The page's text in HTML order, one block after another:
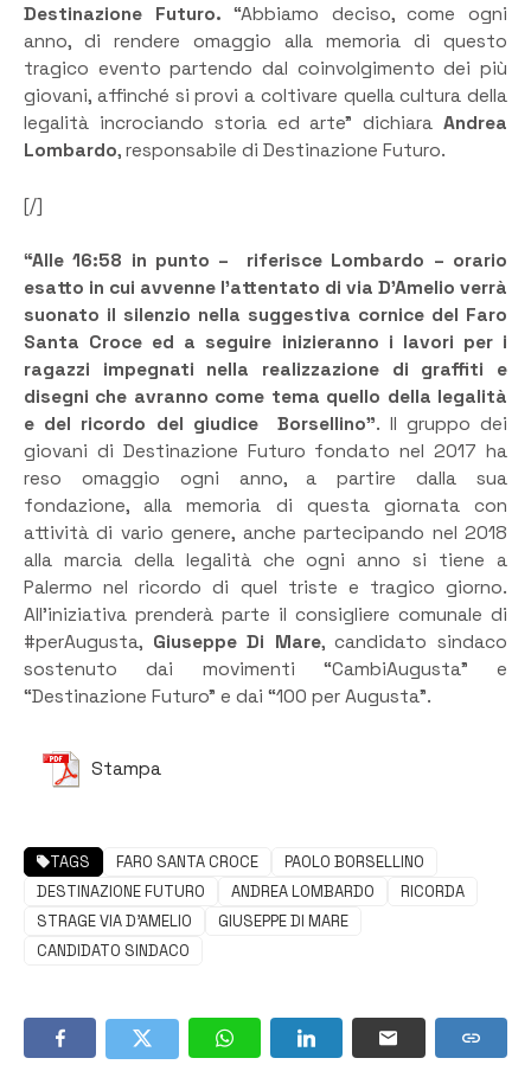
Destinazione Futuro. “Abbiamo deciso, come ogni
anno, di rendere omaggio alla memoria di questo
tragico evento partendo dal coinvolgimento dei più
giovani, affinché si provi a coltivare quella cultura della
legalità incrociando storia ed arte” dichiara Andrea
Lombardo, responsabile di Destinazione Futuro.
[/]
“Alle 16:58 in punto – riferisce Lombardo – orario
esatto in cui avvenne l’attentato di via D’Amelio verrà
suonato il silenzio nella suggestiva cornice del Faro
Santa Croce ed a seguire inizieranno i lavori per i
ragazzi impegnati nella realizzazione di graffiti e
disegni che avranno come tema quello della legalità
e del ricordo del giudice Borsellino”. Il gruppo dei
giovani di Destinazione Futuro fondato nel 2017 ha
reso omaggio ogni anno, a partire dalla sua
fondazione, alla memoria di questa giornata con
attività di vario genere, anche partecipando nel 2018
alla marcia della legalità che ogni anno si tiene a
Palermo nel ricordo di quel triste e tragico giorno.
All’iniziativa prenderà parte il consigliere comunale di
#perAugusta, Giuseppe Di Mare, candidato sindaco
sostenuto dai movimenti “CambiAugusta” e
“Destinazione Futuro” e dai “100 per Augusta”.
Stampa
TAGS FARO SANTA CROCE
PAOLO BORSELLINO
DESTINAZIONE FUTURO
ANDREA LOMBARDO
RICORDA
STRAGE VIA D'AMELIO
GIUSEPPE DI MARE
CANDIDATO SINDACO